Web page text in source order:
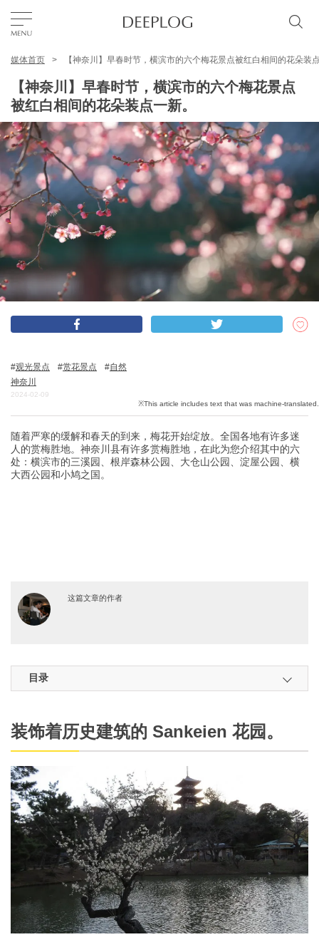
TOP
区域
特色主题
简体中文
USD
关於DEEPLOG
隐私政策
联系我们
网站营运公司
招募旅游作家
媒体首页 【神奈川】早春时节，横滨市的六个梅花景点被红白相间的花朵装
【神奈川】早春时节，横滨市的六个梅花景点
被红白相间的花朵装点一新。
观光景点 赏花景点
自然
神奈川
2024-02-09
随着严寒的缓解和春天的到来，梅花开始绽放。全国各地有许多迷
人的赏梅胜地。神奈川县有许多赏梅胜地，在此为您介绍其中的六
处：横滨市的三溪园、根岸森林公园、大仓山公园、淀屋公园、横
大西公园和小鸠之国。
这篇文章的作者
目录
装饰着历史建筑的 Sankeien 花园。